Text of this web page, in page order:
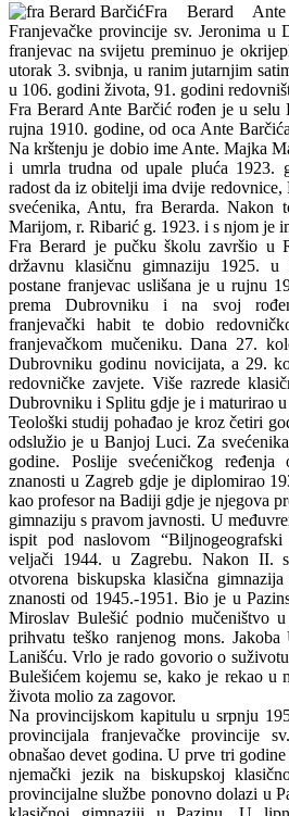
Fra Berard
Franjevačke provincije sv. Jeronima u
franjevac na svijetu preminuo je
utorak 3. svibnja, u ranim jutarnjim
u 106. godini života, 91. godini
Fra Berard Ante Barčić rođen je u selu
rujna 1910. godine, od oca Ante
Na krštenju je dobio ime Ante. Majka
i umrla trudna od upale pluća 1923.
radost da iz obitelji ima dvije
svećenika, Antu, fra Berarda. Nakon
Marijom, r. Ribarić g. 1923. i s njom je
Fra Berard je pučku školu završio u
državnu klasičnu gimnaziju 1925. u
postane franjevac uslišana je u rujnu
prema Dubrovniku i na svoj
franjevački habit te dobio
franjevačkom mučeniku. Dana 27.
Dubrovniku godinu novicijata, a 29.
redovničke zavjete. Više razrede
Dubrovniku i Splitu gdje je i maturirao
Teološki studij pohađao je kroz četiri
odslužio je u Banjoj Luci. Za
godine. Poslije svećeničkog
znanosti u Zagreb gdje je diplomirao
kao profesor na Badiji gdje je njegova
gimnaziju s pravom javnosti. U
ispit pod naslovom
veljači 1944. u Zagrebu. Nakon II.
otvorena biskupska klasična
znanosti od 1945.-1951. Bio je u
Miroslav Bulešić podnio mučeništvo
prihvatu teško ranjenog mons.
Lanišću. Vrlo je rado govorio o
Bulešićem kojemu se, kako je rekao u
života molio za zagovor.
Na provincijskom kapitulu u srpnju
provincijala franjevačke provincije
obnašao devet godina. U prve tri
njemački jezik na biskupskoj
provincijalne službe ponovno dolazi u